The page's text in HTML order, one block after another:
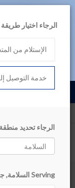
المشروبات
الرجاء اختيار طريقة
الإستلام من
خدمة التوصيل
الرجاء تحديد
Serving السلامة, جدة: